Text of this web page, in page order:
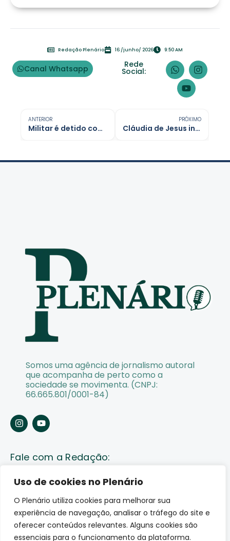
Uso de cookies no Plenário
O Plenário utiliza cookies para melhorar sua
experiência de navegação, analisar o tráfego do site e
oferecer conteúdos relevantes. Alguns cookies são
essenciais para o funcionamento da plataforma.
Redação Plenário 16 /junho/ 2026 9:50 AM
Canal Whatsapp Rede
Social:
ANTERIOR
Militar é detido com arma registrada em nome de Jair Bolsonaro
PRÓXIMO
Cláudia de Jesus investe em água potável para escola de São Miguel do Guaporé
Somos uma agência de jornalismo autoral
que acompanha de perto como a
sociedade se movimenta. (CNPJ:
66.665.801/0001-84)
Fale com a Redação:
Enviar pauta
Fale conosco
Av. Lauro Sodré, 1259. Olaria – Porto Velho (RO)
CEP: 76801-289